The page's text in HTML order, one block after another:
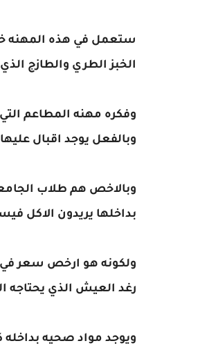
ستعمل في هذه المهنه
الخبز الطري والطازج
وفكره مهنه المطاعم
وبالفعل يوجد اقبال
وبالاخص هم طلاب
بداخلها يريدون الاكل
ولكونه هو ارخص سعر في
رغد العيش الذي يحتاجه
ويوجد مواد صحيه بداخله